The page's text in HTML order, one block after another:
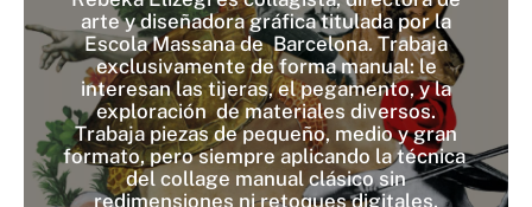
arte y diseñadora gráfica titulada por la
Escola Massana de Barcelona. Trabaja
exclusivamente de forma manual: le
interesan las tijeras, el pegamento, y la
exploración de materiales diversos.
Trabaja piezas de pequeño, medio y gran
formato, pero siempre aplicando la técnica
del collage manual clásico sin
redimensiones ni retoques digitales.